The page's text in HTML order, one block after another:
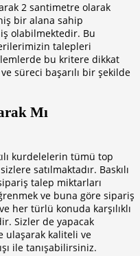
2 santimetre olarak
bir alana sahip
olabilmektedir. Bu
talepleri
bu kritere dikkat
süreci başarılı bir şekilde
Mı
kurdelelerin tümü top
satılmaktadır. Baskılı
talep miktarları
ve buna göre sipariş
her türlü konuda karşılıklı
Sizler de yapacak
ulaşarak kaliteli ve
ile tanışabilirsiniz.